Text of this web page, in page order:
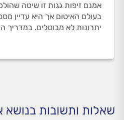
אמנם זיפות גגות זו שיטה
בעולם האיטום אך היא עדיין
יתרונות לא מבוטלים. במדריך
שאלות ותשובות בנושא